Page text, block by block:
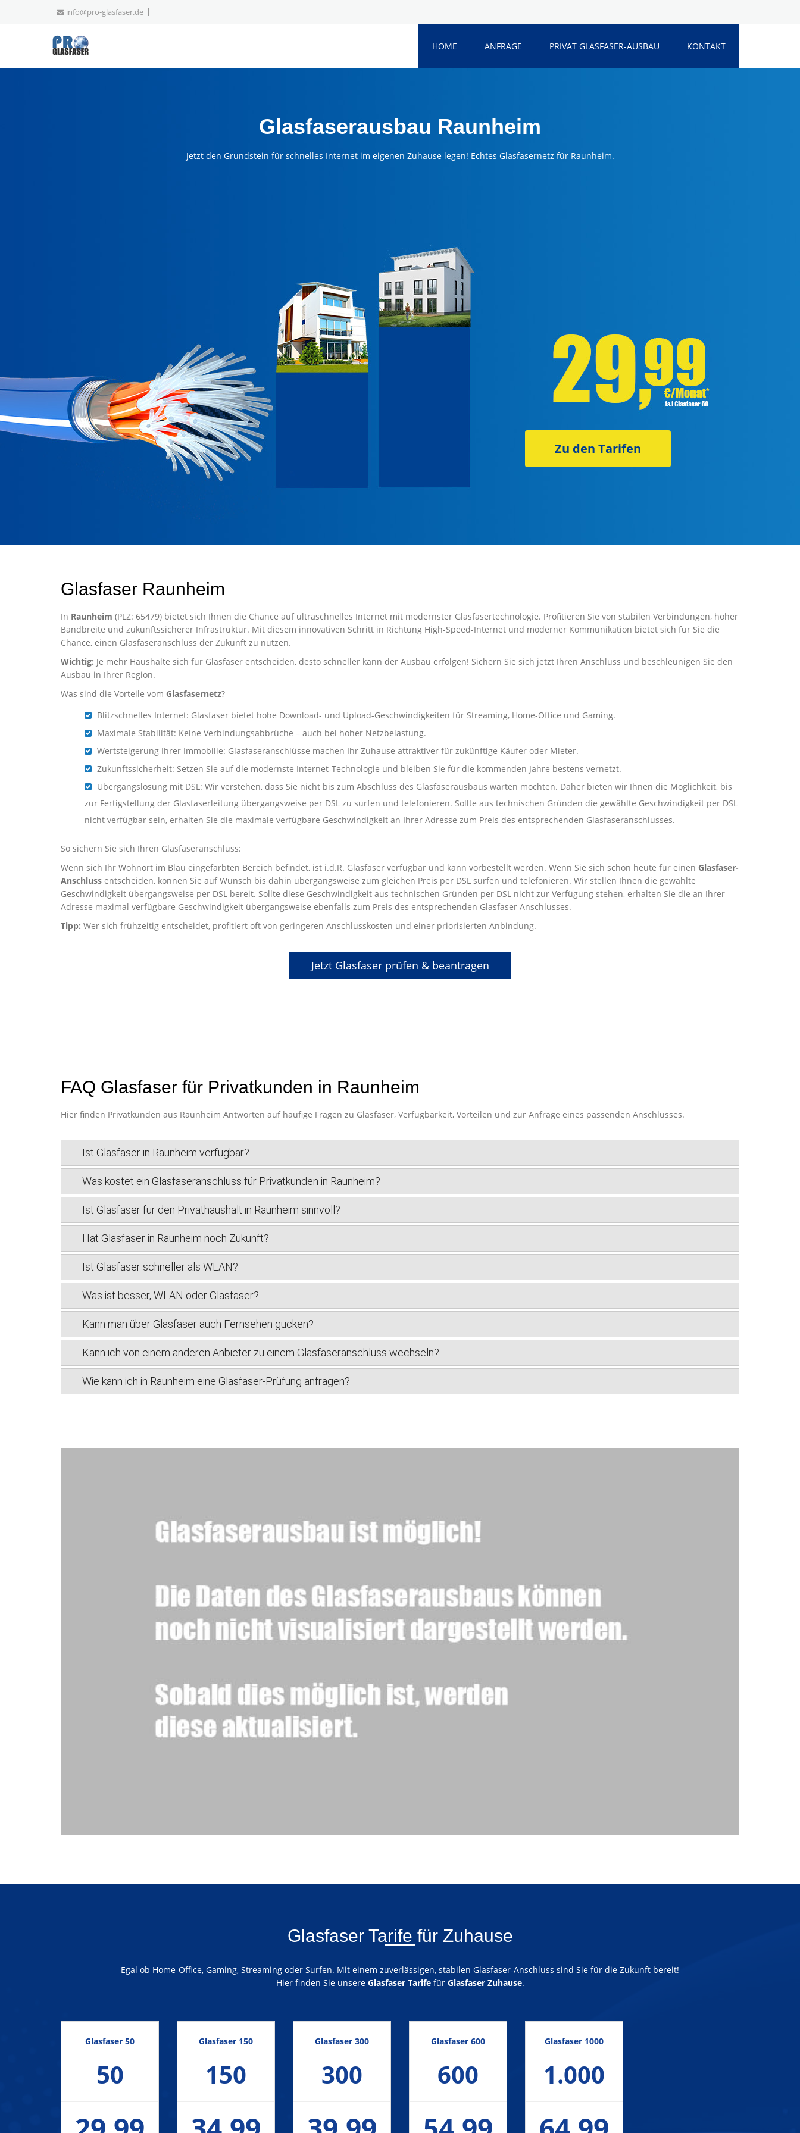
info@pro-glasfaser.de
HOME ANFRAGE PRIVAT GLASFASER-AUSBAU KONTAKT
Glasfaserausbau Raunheim
Jetzt den Grundstein für schnelles Internet im eigenen Zuhause legen! Echtes Glasfasernetz für Raunheim.
Zu den Tarifen
Glasfaser Raunheim
In Raunheim (PLZ: 65479) bietet sich Ihnen die Chance auf ultraschnelles Internet mit modernster Glasfasertechnologie. Profitieren Sie von stabilen Verbindungen, hoher
Bandbreite und zukunftssicherer Infrastruktur. Mit diesem innovativen Schritt in Richtung High-Speed-Internet und moderner Kommunikation bietet sich für Sie die
Chance, einen Glasfaseranschluss der Zukunft zu nutzen.
Wichtig: Je mehr Haushalte sich für Glasfaser entscheiden, desto schneller kann der Ausbau erfolgen! Sichern Sie sich jetzt Ihren Anschluss und beschleunigen Sie den
Ausbau in Ihrer Region.
Was sind die Vorteile vom Glasfasernetz?
Blitzschnelles Internet: Glasfaser bietet hohe Download- und Upload-Geschwindigkeiten für Streaming, Home-Office und Gaming.
Maximale Stabilität: Keine Verbindungsabbrüche – auch bei hoher Netzbelastung.
Wertsteigerung Ihrer Immobilie: Glasfaseranschlüsse machen Ihr Zuhause attraktiver für zukünftige Käufer oder Mieter.
Zukunftssicherheit: Setzen Sie auf die modernste Internet-Technologie und bleiben Sie für die kommenden Jahre bestens vernetzt.
Übergangslösung mit DSL: Wir verstehen, dass Sie nicht bis zum Abschluss des Glasfaserausbaus warten möchten. Daher bieten wir Ihnen die Möglichkeit, bis
zur Fertigstellung der Glasfaserleitung übergangsweise per DSL zu surfen und telefonieren. Sollte aus technischen Gründen die gewählte Geschwindigkeit per DSL
nicht verfügbar sein, erhalten Sie die maximale verfügbare Geschwindigkeit an Ihrer Adresse zum Preis des entsprechenden Glasfaseranschlusses.
So sichern Sie sich Ihren Glasfaseranschluss:
Wenn sich Ihr Wohnort im Blau eingefärbten Bereich befindet, ist i.d.R. Glasfaser verfügbar und kann vorbestellt werden. Wenn Sie sich schon heute für einen Glasfaser-
Anschluss entscheiden, können Sie auf Wunsch bis dahin übergangsweise zum gleichen Preis per DSL surfen und telefonieren. Wir stellen Ihnen die gewählte
Geschwindigkeit übergangsweise per DSL bereit. Sollte diese Geschwindigkeit aus technischen Gründen per DSL nicht zur Verfügung stehen, erhalten Sie die an Ihrer
Adresse maximal verfügbare Geschwindigkeit übergangsweise ebenfalls zum Preis des entsprechenden Glasfaser Anschlusses.
Tipp: Wer sich frühzeitig entscheidet, profitiert oft von geringeren Anschlusskosten und einer priorisierten Anbindung.
Jetzt Glasfaser prüfen & beantragen
FAQ Glasfaser für Privatkunden in Raunheim
Hier finden Privatkunden aus Raunheim Antworten auf häufige Fragen zu Glasfaser, Verfügbarkeit, Vorteilen und zur Anfrage eines passenden Anschlusses.
Ist Glasfaser in Raunheim verfügbar?
Was kostet ein Glasfaseranschluss für Privatkunden in Raunheim?
Ist Glasfaser für den Privathaushalt in Raunheim sinnvoll?
Hat Glasfaser in Raunheim noch Zukunft?
Ist Glasfaser schneller als WLAN?
Was ist besser, WLAN oder Glasfaser?
Kann man über Glasfaser auch Fernsehen gucken?
Kann ich von einem anderen Anbieter zu einem Glasfaseranschluss wechseln?
Wie kann ich in Raunheim eine Glasfaser-Prüfung anfragen?
Glasfaser Tarife für Zuhause
Egal ob Home-Office, Gaming, Streaming oder Surfen. Mit einem zuverlässigen, stabilen Glasfaser-Anschluss sind Sie für die Zukunft bereit!
Hier finden Sie unsere Glasfaser Tarifefür Glasfaser Zuhause.
Glasfaser 50
50
Glasfaser 150
150
Glasfaser 300
300
Glasfaser 600
600
Glasfaser 1000
1.000